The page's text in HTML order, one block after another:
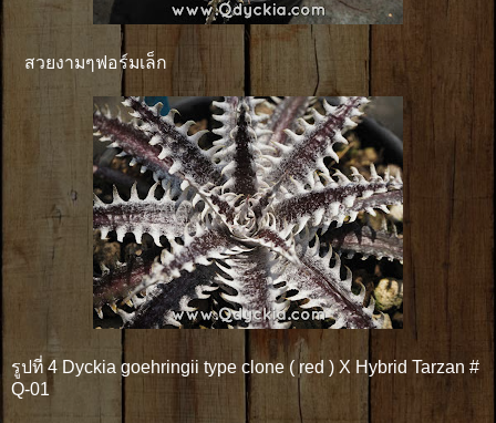
สวยงามๆฟอร์มเล็ก
รูปที่ 4 Dyckia goehringii type clone ( red ) X Hybrid Tarzan #
Q-01